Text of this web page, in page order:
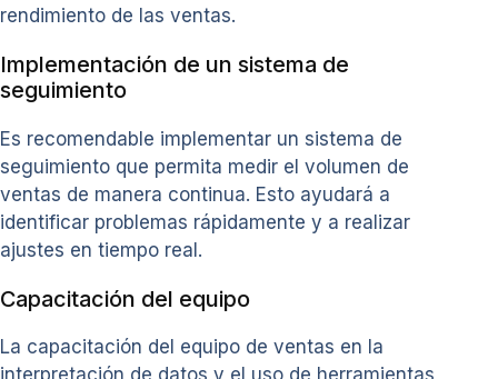
rendimiento de las ventas.
Implementación de un sistema de
seguimiento
Es recomendable implementar un sistema de
seguimiento que permita medir el volumen de
ventas de manera continua. Esto ayudará a
identificar problemas rápidamente y a realizar
ajustes en tiempo real.
Capacitación del equipo
La capacitación del equipo de ventas en la